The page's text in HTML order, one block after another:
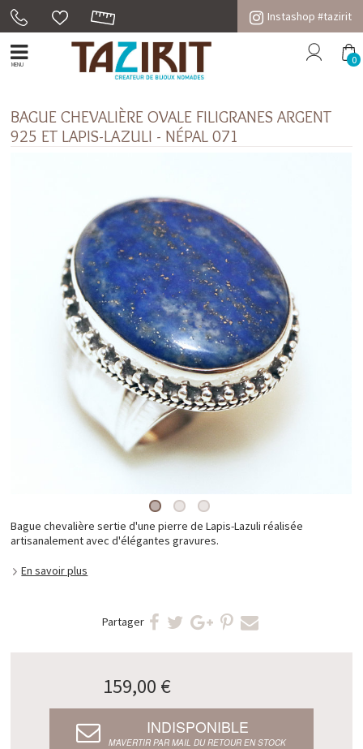
Instashop #tazirit
MENU 0
BAGUE CHEVALIÈRE OVALE FILIGRANES ARGENT
925 ET LAPIS-LAZULI - NÉPAL 071
Bague chevalière sertie d'une pierre de Lapis-Lazuli réalisée
artisanalement avec d'élégantes gravures.
En savoir plus
Partager
159,00 €
INDISPONIBLE
M’AVERTIR PAR MAIL DU RETOUR EN STOCK